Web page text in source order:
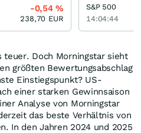
teuer. Doch Morningstar sieht
größten Bewertungsabschlag
Einstiegspunkt? US-
einer starken Gewinnsaison
Analyse von Morningstar
das beste Verhältnis von
In den Jahren 2024 und 2025
-0,54%
238,70 EUR
S&P 500
14:04:44